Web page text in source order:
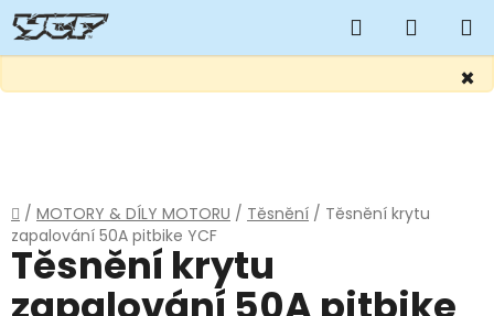
×
Hledat
KOŠÍK
Domů
/ MOTORY & DÍLY MOTORU / Těsnění / Těsnění krytu
zapalování 50A pitbike YCF
Těsnění krytu